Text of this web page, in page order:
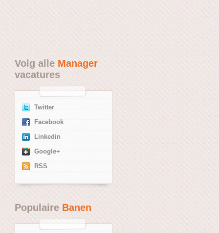
Volg alleManager
vacatures
Twitter
Facebook
Linkedin
Google+
RSS
PopulaireBanen